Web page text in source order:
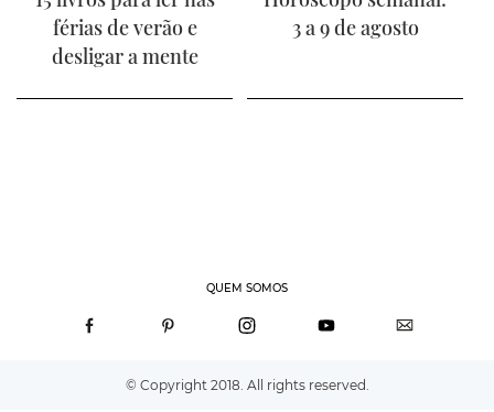
férias de verão e
desligar a mente
3 a 9 de agosto
QUEM SOMOS
© Copyright 2018. All rights reserved.